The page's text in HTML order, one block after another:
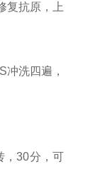
复抗原，上
冲洗四遍，
，30分，可